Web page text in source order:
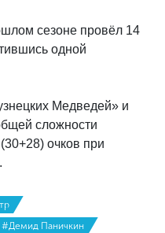
сезоне провёл 14
одной
Медведей» и
сложности
очков при
#Демид Паничкин